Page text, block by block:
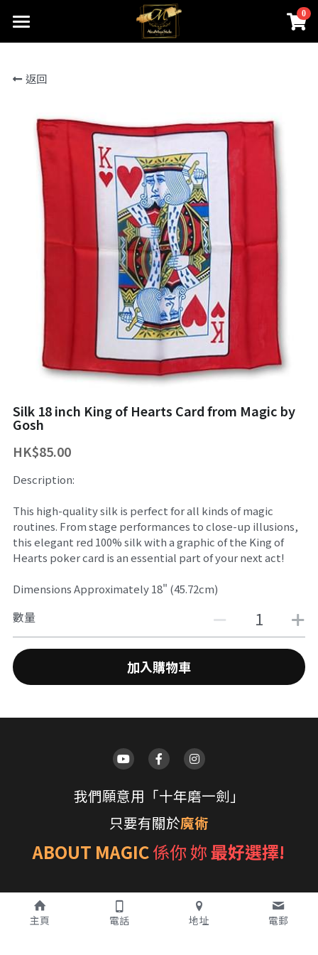
0
首頁
關於我們
創辦人的話
ABOUTMAGIC團隊
聯絡我們
線上魔術店
James Ng Master Courses
一對一魔術訓練課程
尖子課程簡介
Winners Circle
近距離魔術課程
舞台魔術訓練課程
ZOOM 訓練課程
小一面試魔術培訓班
到校服務
鄧鏡波書院 60鑽禧校慶
STEM魔術班
魔術表演
專業魔術表演
魔幻生日派對
婚禮魔術表演
中秋節及國慶
長者學苑-長幼共融計劃
企業員工魔術培訓/大型魔術道具租借
中國古彩戲法
過往活動相冊
主辦魔術活動
十八區之魔術市集
魔術義工服務
About Magic會員制
傳媒訪問
搜索
返回
Silk 18 inch King of Hearts Card from Magic by
Gosh
HK$85.00
Description:
This high-quality silk is perfect for all kinds of magic
routines. From stage performances to close-up illusions,
this elegant red 100% silk with a graphic of the King of
Hearts poker card is an essential part of your next act!
Dimensions Approximately 18" (45.72cm)
數量
加入購物車
我們願意用「十年磨一劍」
只要有關於魔術
ABOUT MAGIC係你 妳 最好選擇!
×
商品分類
所有商品分類
主頁 電話 地址 電郵